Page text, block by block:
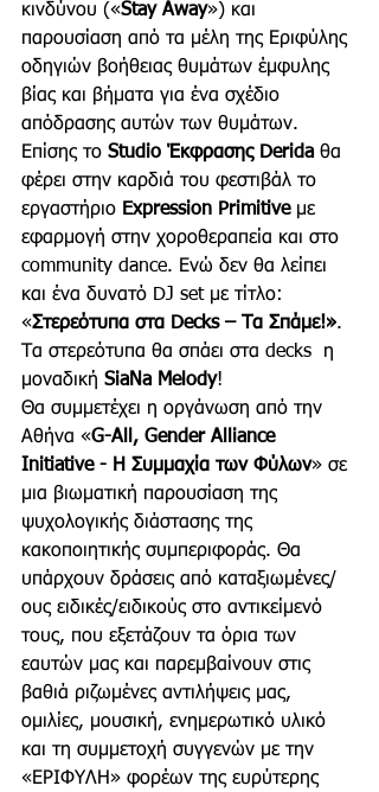
κινδύνου («Stay Away») και
παρουσίαση από τα μέλη της Εριφύλης
οδηγιών βοήθειας θυμάτων έμφυλης
βίας και βήματα για ένα σχέδιο
απόδρασης αυτών των θυμάτων.
Επίσης το Studio Έκφρασης Derida θα
φέρει στην καρδιά του φεστιβάλ το
εργαστήριο Expression Primitive με
εφαρμογή στην χοροθεραπεία και στο
community dance. Ενώ δεν θα λείπει
και ένα δυνατό DJ set με τίτλο:
«Στερεότυπα στα Decks – Τα Σπάμε!».
Τα στερεότυπα θα σπάει στα decks  η
μοναδική SiaNa Melody!
Θα συμμετέχει η οργάνωση από την
Αθήνα «G-All, Gender Alliance
Initiative - Η Συμμαχία των Φύλων» σε
μια βιωματική παρουσίαση της
ψυχολογικής διάστασης της
κακοποιητικής συμπεριφοράς. Θα
υπάρχουν δράσεις από καταξιωμένες/
ους ειδικές/ειδικούς στο αντικείμενό
τους, που εξετάζουν τα όρια των
εαυτών μας και παρεμβαίνουν στις
βαθιά ριζωμένες αντιλήψεις μας,
ομιλίες, μουσική, ενημερωτικό υλικό
και τη συμμετοχή συγγενών με την
«ΕΡΙΦΥΛΗ» φορέων της ευρύτερης